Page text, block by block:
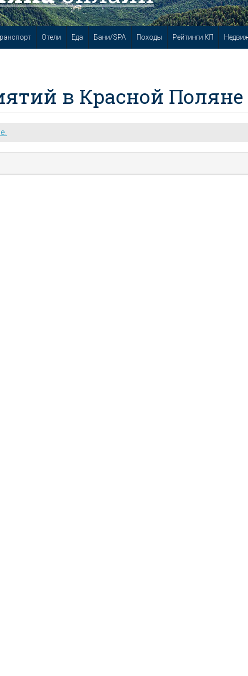
Отели Еда Бани/SPA Походы Рейтинги КП
в Красной Поляне